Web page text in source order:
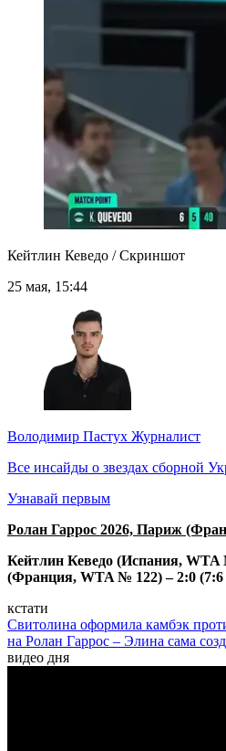
Кейтлин Кеведо / Скриншот
25 мая, 15:44
Володимир Пастух Журналист
Все инсайды о звездах сборной
Узнавай первым
Ролан Гаррос 2026, Париж
Кейтлин Кеведо (Испания,
(Франция, WTA № 122) – 2:0 (7:6
кстати
Свитолина оформила камбэк
на Ролан Гаррос – Элина сама
видео дня